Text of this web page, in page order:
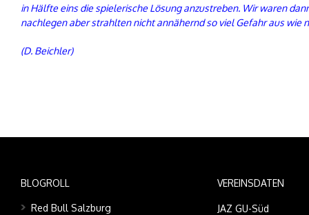
in Hälfte eins die spielerische Lösung anzustreben. Wir waren
nachlegen aber strahlten nicht annähernd so viel Gefahr aus wie
(D. Beichler)
BLOGROLL
Red Bull Salzburg
VEREINSDATEN
JAZ GU-Süd